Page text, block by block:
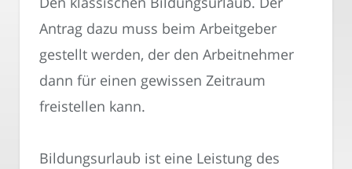
Antrag dazu muss beim Arbeitgeber
gestellt werden, der den Arbeitnehmer
dann für einen gewissen Zeitraum
freistellen kann.
Bildungsurlaub ist eine Leistung des